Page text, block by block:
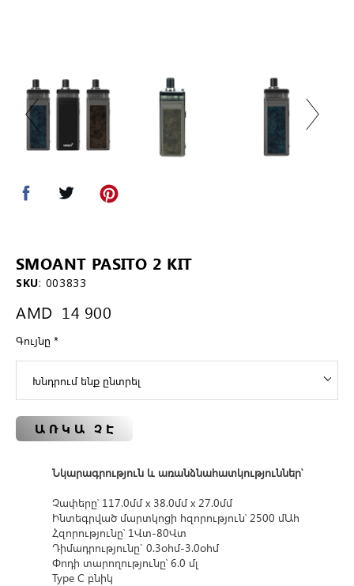
SMOANT PASITO 2 KIT
SKU: 003833
AMD 14 900
Գույնը *
ԱՌԿԱ ՉԷ
Նկարագրություն և առանձնահատկություններ՝
Չափերը՝ 117.0մմ x 38.0մմ x 27.0մմ
Ինտեգրված մարտկոցի հզորություն՝ 2500 մԱհ
Հզորությունը՝ 1Վտ-80Վտ
Դիմադրությունը` 0.3օհմ-3.0օհմ
Փոդի տարողությունը՝ 6.0 մլ
Type C բնիկ